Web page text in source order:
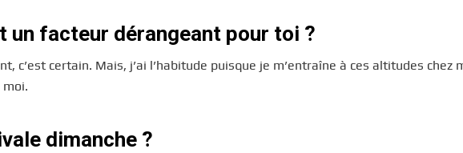
un facteur dérangeant pour toi ?
c’est certain. Mais, j’ai l’habitude puisque je m’entraîne à ces altitudes chez
moi.
dimanche ?